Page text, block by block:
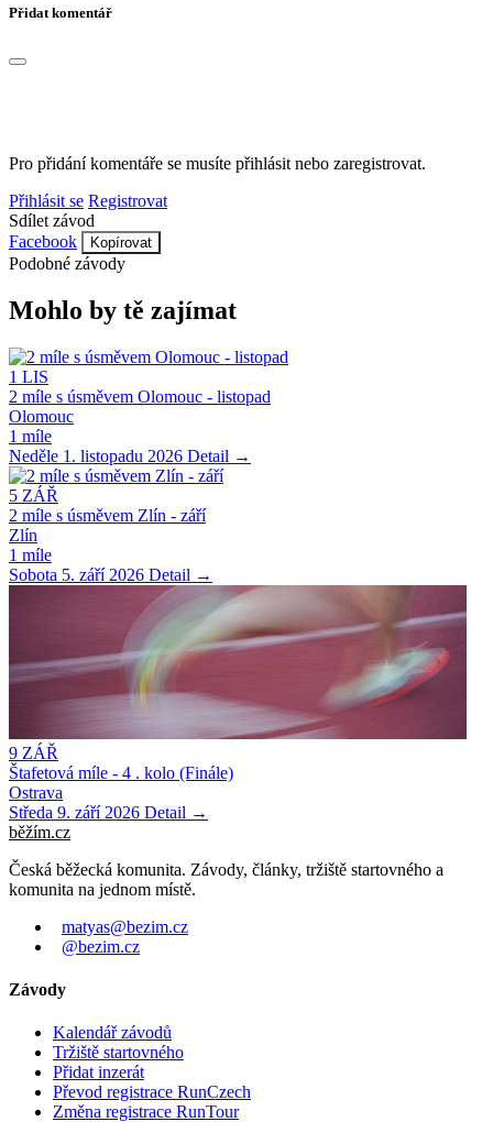
Přidat komentář
Pro přidání komentáře se musíte přihlásit nebo zaregistrovat.
Přihlásit se Registrovat
Sdílet závod
Facebook
Kopírovat
Podobné závody
Mohlo by tě zajímat
1 LIS
2 míle s úsměvem Olomouc - listopad
Olomouc
1 míle
Neděle 1. listopadu 2026 Detail →
5 ZÁŘ
2 míle s úsměvem Zlín - září
Zlín
1 míle
Sobota 5. září 2026 Detail →
9 ZÁŘ
Štafetová míle - 4 . kolo (Finále)
Ostrava
Středa 9. září 2026 Detail →
běžím.cz
Česká běžecká komunita. Závody, články, tržiště startovného a
komunita na jednom místě.
matyas@bezim.cz
@bezim.cz
Závody
Kalendář závodů
Tržiště startovného
Přidat inzerát
Převod registrace RunCzech
Změna registrace RunTour